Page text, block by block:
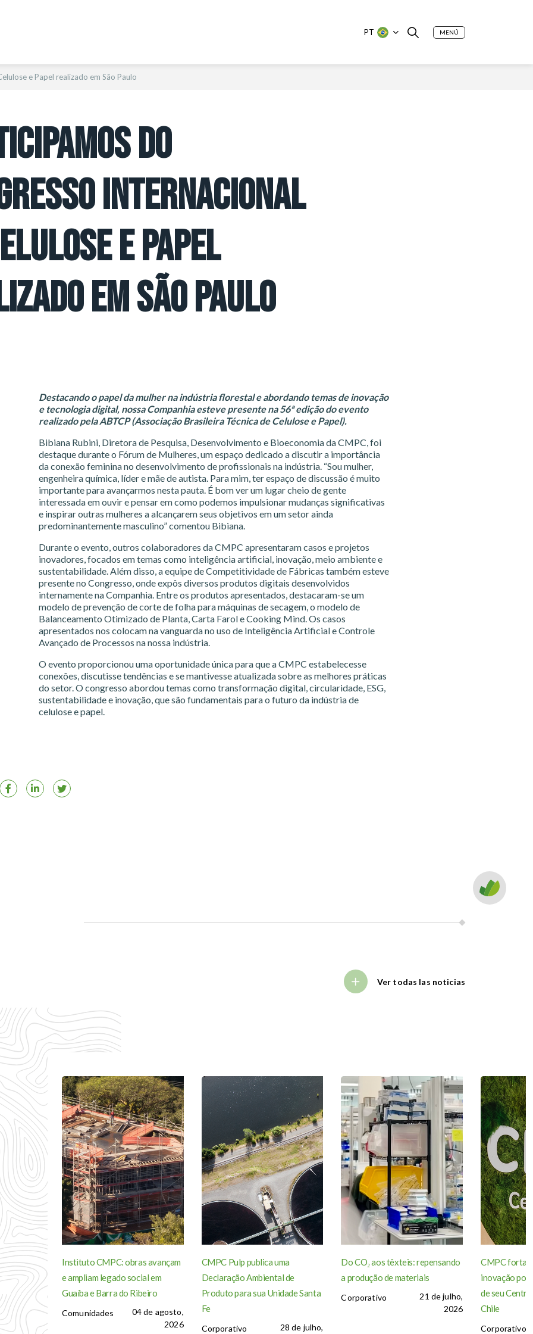
PT MENÚ
e Papel realizado em São Paulo
DO
INTERNACIONAL
E PAPEL
EM SÃO PAULO
Destacando o papel da mulher na indústria florestal e abordando temas de inovação
e tecnologia digital, nossa Companhia esteve presente na 56ª edição do evento
realizado pela ABTCP (Associação Brasileira Técnica de Celulose e Papel).
Bibiana Rubini, Diretora de Pesquisa, Desenvolvimento e Bioeconomia da CMPC, foi
destaque durante o Fórum de Mulheres, um espaço dedicado a discutir a importância
da conexão feminina no desenvolvimento de profissionais na indústria. “Sou mulher,
engenheira química, líder e mãe de autista. Para mim, ter espaço de discussão é muito
importante para avançarmos nesta pauta. É bom ver um lugar cheio de gente
interessada em ouvir e pensar em como podemos impulsionar mudanças significativas
e inspirar outras mulheres a alcançarem seus objetivos em um setor ainda
predominantemente masculino” comentou Bibiana.
Durante o evento, outros colaboradores da CMPC apresentaram casos e projetos
inovadores, focados em temas como inteligência artificial, inovação, meio ambiente e
sustentabilidade. Além disso, a equipe de Competitividade de Fábricas também esteve
presente no Congresso, onde expôs diversos produtos digitais desenvolvidos
internamente na Companhia. Entre os produtos apresentados, destacaram-se um
modelo de prevenção de corte de folha para máquinas de secagem, o modelo de
Balanceamento Otimizado de Planta, Carta Farol e Cooking Mind. Os casos
apresentados nos colocam na vanguarda no uso de Inteligência Artificial e Controle
Avançado de Processos na nossa indústria.
O evento proporcionou uma oportunidade única para que a CMPC estabelecesse
conexões, discutisse tendências e se mantivesse atualizada sobre as melhores práticas
do setor. O congresso abordou temas como transformação digital, circularidade, ESG,
sustentabilidade e inovação, que são fundamentais para o futuro da indústria de
celulose e papel.
Ver todas las noticias
Instituto CMPC: obras avançam
e ampliam legado social em
Guaíba e Barra do Ribeiro
Comunidades
04 de agosto,
2026
CMPC Pulp publica uma
Declaração Ambiental de
Produto para sua Unidade Santa
Fe
Corporativo 28 de julho,
Do CO₂ aos têxteis: repensando
a produção de materiais
Corporativo
21 de julho,
2026
CMPC
inovação por
de seu
Chile
Corporativo